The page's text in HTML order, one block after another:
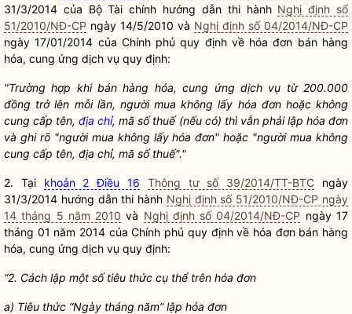
31/3/2014 của Bộ Tài chính hướng dẫn thi hành Nghị định số
51/2010/NĐ-CP ngày 14/5/2010 và Nghị định số 04/2014/NĐ-CP
ngày 17/01/2014 của Chính phủ quy định về hóa đơn bán hàng
hóa, cung ứng dịch vụ quy định:
"Trường hợp khi bán hàng hóa, cung ứng dịch vụ từ 200.000
đồng trở lên mỗi lần, người mua không lấy hóa đơnhoặc không
cung cấp tên,địa chỉ, mã số thuế (nếu có) thì vẫn phải lập hóa đơn
và ghi rõ "người mua không lấy hóa đơn" hoặc "người mua không
cung cấp tên, địa chỉ, mã số thuế"."
2. Tại khoản 2 Điều 16 Thông tư số 39/2014/TT-BTC ngày
31/3/2014 hướng dẫn thi hành Nghị định số 51/2010/NĐ-CP ngày
14 tháng 5 năm 2010 và Nghị định số 04/2014/NĐ-CP ngày 17
tháng 01 năm 2014 của Chính phủ quy định về hóa đơn bán hàng
hóa, cung ứng dịch vụ quy định:
“2. Cách lập một số tiêu thức cụ thể trên hóa đơn
a) Tiêu thức “Ngày tháng năm” lập hóa đơn